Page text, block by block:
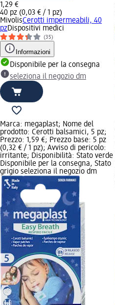
1,29 €
40 pz (0,03 € / 1 pz)
MivolisCerotti impermeabili, 40
pzDispositivi medici
(35)
Informazioni
Disponibile per la consegna
seleziona il negozio dm
Marca: megaplast; Nome del
prodotto: Cerotti balsamici, 5 pz;
Prezzo: 1,59 €; Prezzo base: 5 pz
(0,32 € / 1 pz); Avviso di pericolo:
irritante; Disponibilità: Stato verde
Disponibile per la consegna, Stato
grigio seleziona il negozio dm